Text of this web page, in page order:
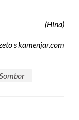
(Hina)
s kamenjar.com
Sombor